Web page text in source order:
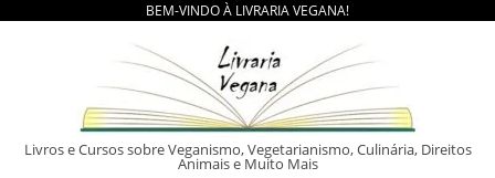
BEM-VINDO À LIVRARIA VEGANA!
LIVRARIA
Livros e Cursos sobre Veganismo, Vegetarianismo, Culinária, Direitos
Animais e Muito Mais